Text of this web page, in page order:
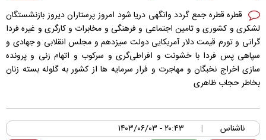
قطره قطره جمع گردد وانگهی دریا شود امروز پرستاران دیروز بازنشستگان
لشکری و کشوری و تامین اجتماعی و فرهنگی و مخابرات و کارگری و غیره فردا
گرانی و تورم قیمت دلار آمریکایی دولت سیزدهم و مجلس انقلابی و جهادی و
سپاهی پس فردا با خشونت و افراطی‌گری و سرکوب و اتهام زنی و پرونده
سازی اخراج نخبگان و مهاجرت و فرار سرمایه ها از کشور به گلوله بسته زنان
بخاطر حجاب ظاهری
ناشناس | ۲۰:۴۳ - ۱۴۰۳/۰۶/۰۳